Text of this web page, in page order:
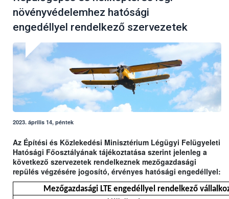
növényvédelemhez hatósági
engedéllyel rendelkező szervezetek
2023. április 14, péntek
Az Építési és Közlekedési Minisztérium Légügyi Felügyeleti
Hatósági Főosztályának tájékoztatása szerint jelenleg a
következő szervezetek rendelkeznek mezőgazdasági
repülés végzésére jogosító, érvényes hatósági engedéllyel:
Mezőgazdasági LTE engedéllyel rendelkező